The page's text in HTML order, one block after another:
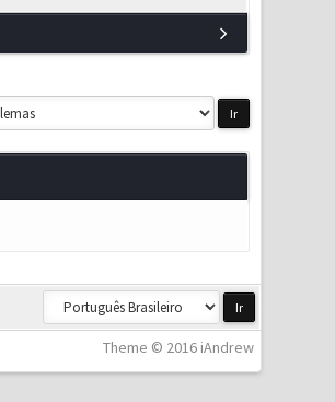
Theme © 2016 iAndrew